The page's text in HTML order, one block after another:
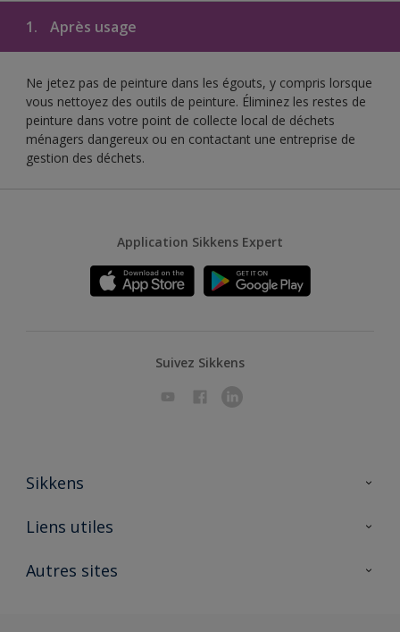
1. Après usage
Ne jetez pas de peinture dans les égouts, y compris lorsque
vous nettoyez des outils de peinture. Éliminez les restes de
peinture dans votre point de collecte local de déchets
ménagers dangereux ou en contactant une entreprise de
gestion des déchets.
Application Sikkens Expert
Suivez Sikkens
Sikkens
A propos de Sikkens
Liens utiles
Ouvrir un magasin PASS
Autres sites